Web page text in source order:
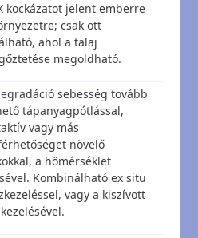
kockázatot jelent emberre
csak ott
ahol a talaj
megoldható.
sebesség tovább
tápanyagpótlással,
vagy más
növelő
a hőmérséklet
Kombinálható ex situ
vagy a kiszívott